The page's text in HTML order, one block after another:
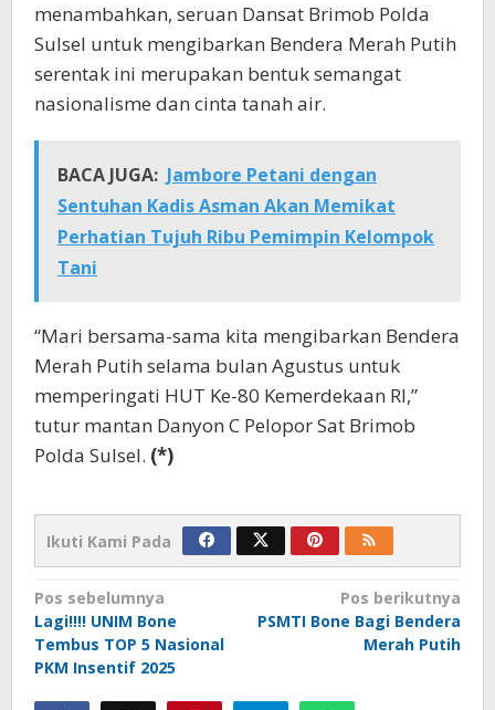
menambahkan, seruan Dansat Brimob Polda
Sulsel untuk mengibarkan Bendera Merah Putih
serentak ini merupakan bentuk semangat
nasionalisme dan cinta tanah air.
BACA JUGA: Jambore Petani dengan
Sentuhan Kadis Asman Akan Memikat
Perhatian Tujuh Ribu Pemimpin Kelompok
Tani
“Mari bersama-sama kita mengibarkan Bendera
Merah Putih selama bulan Agustus untuk
memperingati HUT Ke-80 Kemerdekaan RI,”
tutur mantan Danyon C Pelopor Sat Brimob
Polda Sulsel. (*)
Ikuti Kami Pada
Navigasi
pos
Pos sebelumnya
Lagi!!!! UNIM Bone
Tembus TOP 5 Nasional
PKM Insentif 2025
Pos berikutnya
PSMTI Bone Bagi Bendera
Merah Putih